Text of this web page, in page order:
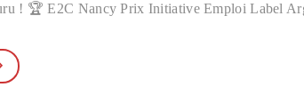
! 🏆 E2C Nancy Prix Initiative Emploi Label